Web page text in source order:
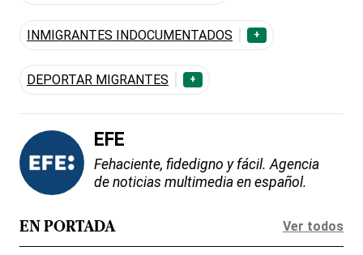
INMIGRANTES INDOCUMENTADOS +
DEPORTAR MIGRANTES +
EFE
Fehaciente, fidedigno y fácil. Agencia
de noticias multimedia en español.
EN PORTADA Ver todos